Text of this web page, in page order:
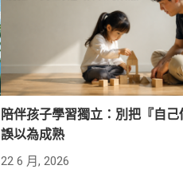
陪伴孩子學習獨立：別把『自己
誤以為成熟
22 6 月, 2026